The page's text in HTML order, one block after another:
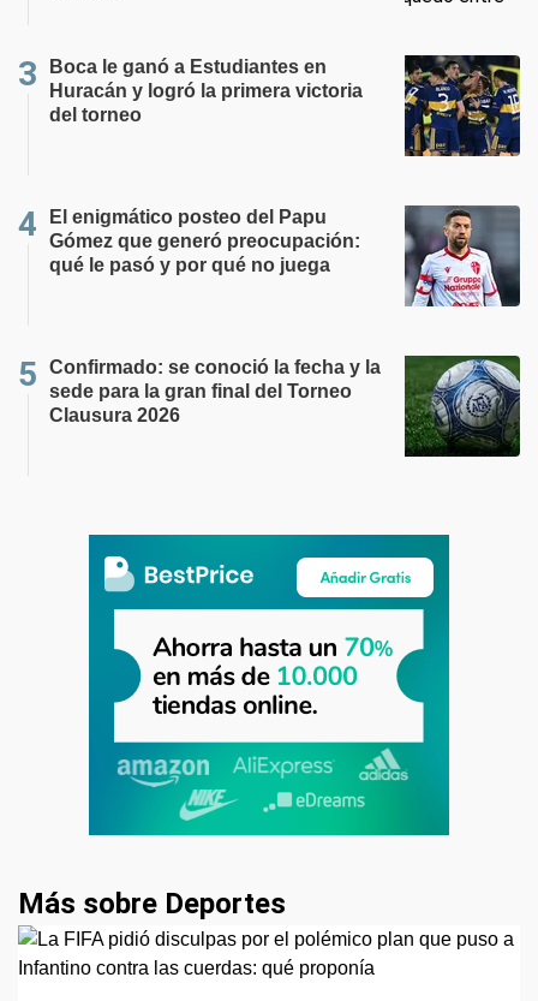
Boca le ganó a Estudiantes en
Huracán y logró la primera victoria
del torneo
El enigmático posteo del Papu
Gómez que generó preocupación:
qué le pasó y por qué no juega
Confirmado: se conoció la fecha y la
sede para la gran final del Torneo
Clausura 2026
Más sobre Deportes